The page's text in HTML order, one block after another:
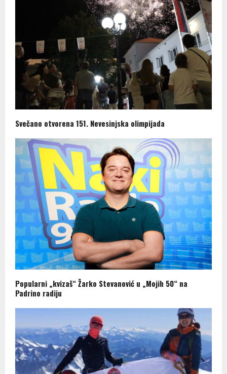
Svečano otvorena 151. Nevesinjska olimpijada
Popularni „kvizaš“ Žarko Stevanović u „Mojih 50“ na
Padrino radiju